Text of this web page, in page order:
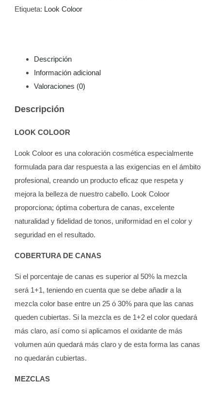
cantidad
Etiqueta: Look Coloor
Descripción
Información adicional
Valoraciones (0)
Descripción
LOOK COLOOR
Look Coloor es una coloración cosmética especialmente
formulada para dar respuesta a las exigencias en el ámbito
profesional, creando un producto eficaz que respeta y
mejora la belleza de nuestro cabello. Look Coloor
proporciona; óptima cobertura de canas, excelente
naturalidad y fidelidad de tonos, uniformidad en el color y
seguridad en el resultado.
COBERTURA DE CANAS
Si el porcentaje de canas es superior al 50% la mezcla
será 1+1, teniendo en cuenta que se debe añadir a la
mezcla color base entre un 25 ó 30% para que las canas
queden cubiertas. Si la mezcla es de 1+2 el color quedará
más claro, así como si aplicamos el oxidante de más
volumen aún quedará más claro y de esta forma las canas
no quedarán cubiertas.
MEZCLAS